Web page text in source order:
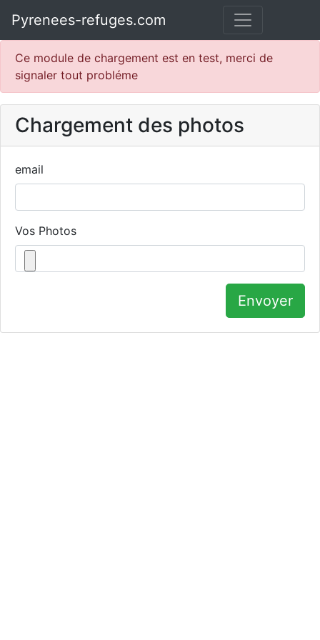
Pyrenees-refuges.com
Ce module de chargement est en test, merci de
signaler tout probléme
Chargement des photos
email
Vos Photos
Envoyer